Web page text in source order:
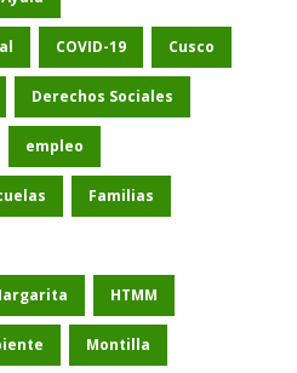
COVID-19 Cusco
Derechos Sociales
empleo
Familias
HTMM
Montilla